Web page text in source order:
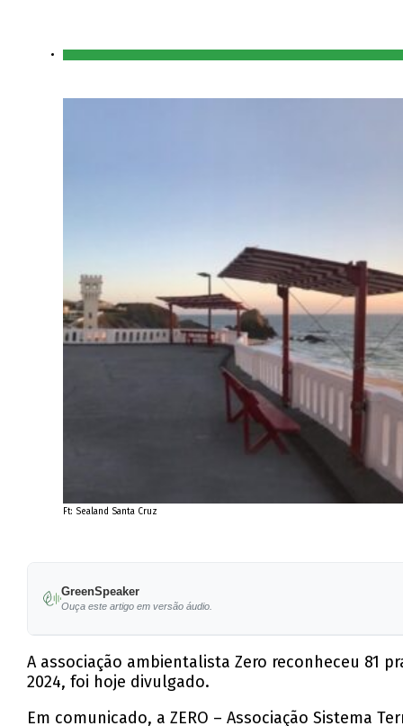
Ft: Sealand Santa Cruz
GreenSpeaker
Ouça este artigo em versão áudio.
A associação ambientalista Zero reconheceu 81
2024, foi hoje divulgado.
Em comunicado, a ZERO – Associação Sistema